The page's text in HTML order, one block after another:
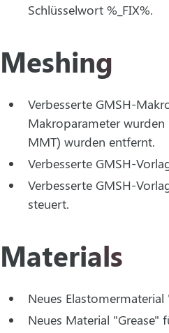
Schlüsselwort %_FIX%.
Meshing
Verbesserte GMSH-
Makroparameter wurden
MMT) wurden entfernt.
Verbesserte GMSH-
Verbesserte GMSH-
steuert.
Materials
Neues
Neues Material "Grease"